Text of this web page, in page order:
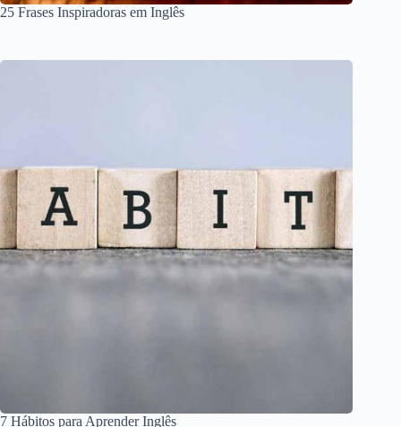
25 Frases Inspiradoras em Inglês
7 Hábitos para Aprender Inglês